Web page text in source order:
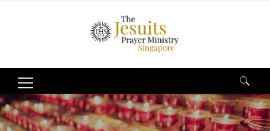
Search
for: